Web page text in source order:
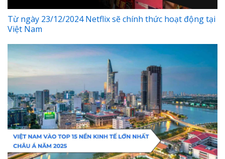
Từ ngày 23/12/2024 Netflix sẽ chính thức hoạt động tại
Việt Nam